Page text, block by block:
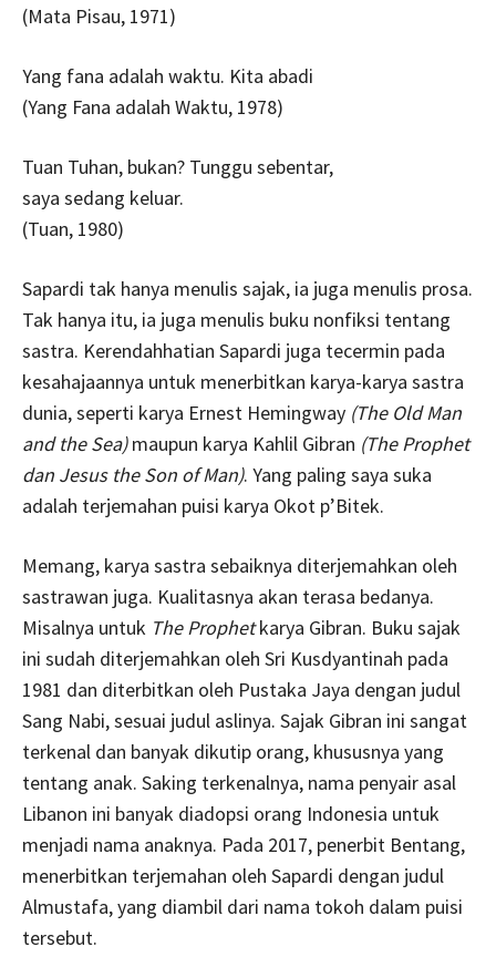
(Mata Pisau, 1971)
Yang fana adalah waktu. Kita abadi
(Yang Fana adalah Waktu, 1978)
Tuan Tuhan, bukan? Tunggu sebentar,
saya sedang keluar.
(Tuan, 1980)
Sapardi tak hanya menulis sajak, ia juga menulis prosa.
Tak hanya itu, ia juga menulis buku nonfiksi tentang
sastra. Kerendahhatian Sapardi juga tecermin pada
kesahajaannya untuk menerbitkan karya-karya sastra
dunia, seperti karya Ernest Hemingway (The Old Man
and the Sea)maupun karya Kahlil Gibran (The Prophet
dan Jesus the Son of Man). Yang paling saya suka
adalah terjemahan puisi karya Okot p’Bitek.
Memang, karya sastra sebaiknya diterjemahkan oleh
sastrawan juga. Kualitasnya akan terasa bedanya.
Misalnya untuk The Prophetkarya Gibran. Buku sajak
ini sudah diterjemahkan oleh Sri Kusdyantinah pada
1981 dan diterbitkan oleh Pustaka Jaya dengan judul
Sang Nabi, sesuai judul aslinya. Sajak Gibran ini sangat
terkenal dan banyak dikutip orang, khususnya yang
tentang anak. Saking terkenalnya, nama penyair asal
Libanon ini banyak diadopsi orang Indonesia untuk
menjadi nama anaknya. Pada 2017, penerbit Bentang,
menerbitkan terjemahan oleh Sapardi dengan judul
Almustafa, yang diambil dari nama tokoh dalam puisi
tersebut.